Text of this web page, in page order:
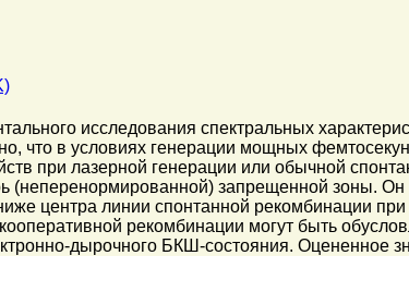
исследования спектральных
что в условиях генерации мощных
при лазерной генерации или обычной
(неперенормированной) запрещенной зоны.
центра линии спонтанной рекомбинации
рекомбинации могут быть
дырочного БКШ-состояния. Оцененное